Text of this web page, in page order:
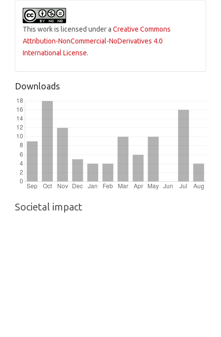
This work is licensed under a Creative Commons
Attribution-NonCommercial-NoDerivatives 4.0
International License.
Downloads
Societal impact